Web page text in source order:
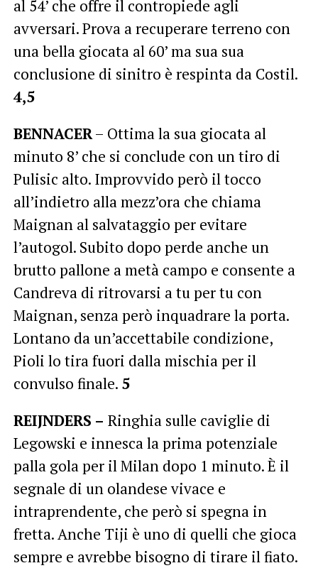
al 54’ che offre il contropiede agli
avversari. Prova a recuperare terreno con
una bella giocata al 60’ ma sua sua
conclusione di sinitro è respinta da Costil.
4,5
BENNACER– Ottima la sua giocata al
minuto 8’ che si conclude con un tiro di
Pulisic alto. Improvvido però il tocco
all’indietro alla mezz’ora che chiama
Maignan al salvataggio per evitare
l’autogol. Subito dopo perde anche un
brutto pallone a metà campo e consente a
Candreva di ritrovarsi a tu per tu con
Maignan, senza però inquadrare la porta.
Lontano da un’accettabile condizione,
Pioli lo tira fuori dalla mischia per il
convulso finale. 5
REIJNDERS – Ringhia sulle caviglie di
Legowski e innesca la prima potenziale
palla gola per il Milan dopo 1 minuto. È il
segnale di un olandese vivace e
intraprendente, che però si spegna in
fretta. Anche Tiji è uno di quelli che gioca
sempre e avrebbe bisogno di tirare il fiato.